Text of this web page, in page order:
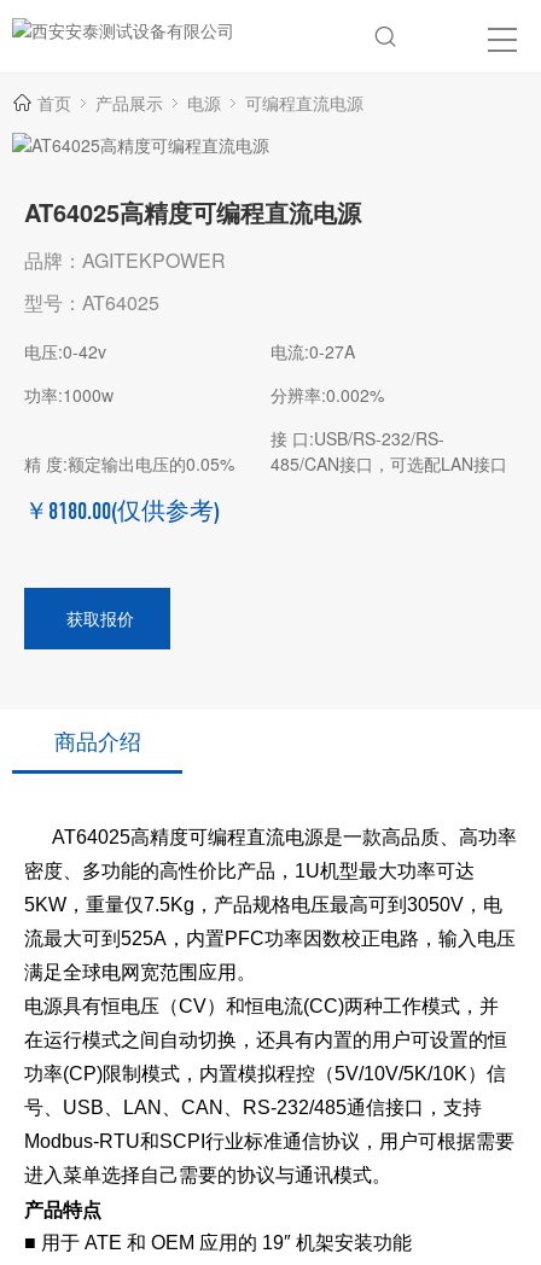
首页 产品展示 电源 可编程直流电源
AT64025高精度可编程直流电源
品牌：AGITEKPOWER
型号：AT64025
电压:0-42v
电流:0-27A
功率:1000w
分辨率:0.002%
精 度:额定输出电压的0.05%
接 口:USB/RS-232/RS-
485/CAN接口，可选配LAN接口
￥8180.00(仅供参考)
获取报价
商品介绍
AT64025高精度可编程直流电源是一款高品质、高功率
密度、多功能的高性价比产品，1U机型最大功率可达
5KW，重量仅7.5Kg，产品规格电压最高可到3050V，电
流最大可到525A，内置PFC功率因数校正电路，输入电压
满足全球电网宽范围应用。
电源具有恒电压（CV）和恒电流(CC)两种工作模式，并
在运行模式之间自动切换，还具有内置的用户可设置的恒
功率(CP)限制模式，内置模拟程控（5V/10V/5K/10K）信
号、USB、LAN、CAN、RS-232/485通信接口，支持
Modbus-RTU和SCPI行业标准通信协议，用户可根据需要
进入菜单选择自己需要的协议与通讯模式。
产品特点
■ 用于 ATE 和 OEM 应用的 19″ 机架安装功能